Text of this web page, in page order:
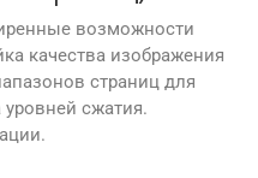
возможности
качества изображения
страниц для
сжатия.